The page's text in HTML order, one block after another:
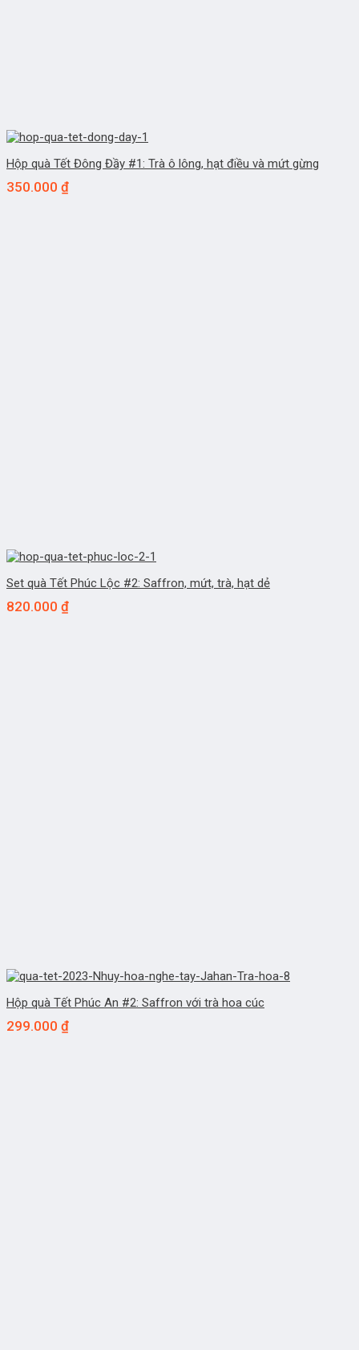
Hộp quà Tết Đông Đầy #1: Trà ô lông, hạt điều và mứt gừng
350.000 ₫
Set quà Tết Phúc Lộc #2: Saffron, mứt, trà, hạt dẻ
820.000 ₫
Hộp quà Tết Phúc An #2: Saffron với trà hoa cúc
299.000 ₫